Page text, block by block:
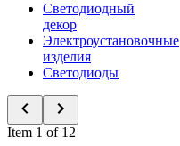
Светодиодный
декор
Электроустановочные
изделия
Светодиоды
Item 1 of 12